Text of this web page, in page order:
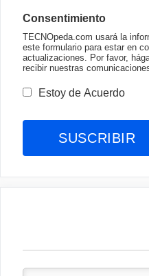
Consentimiento
TECNOpeda.com usará la
este formulario para estar en
actualizaciones. Por favor,
recibir nuestras
Estoy de Acuerdo